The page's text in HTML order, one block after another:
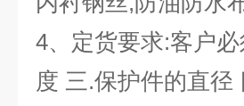
4、定货要求:客户
度 三.保护件的直